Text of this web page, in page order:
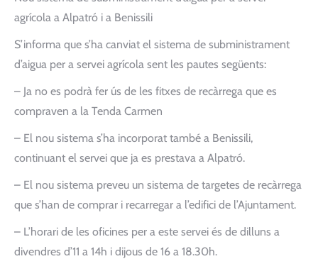
agrícola a Alpatró i a Benissili
S’informa que s’ha canviat el sistema de subministrament
d’aigua per a servei agrícola sent les pautes següents:
– Ja no es podrà fer ús de les fitxes de recàrrega que es
compraven a la Tenda Carmen
– El nou sistema s’ha incorporat també a Benissili,
continuant el servei que ja es prestava a Alpatró.
– El nou sistema preveu un sistema de targetes de recàrrega
que s’han de comprar i recarregar a l’edifici de l’Ajuntament.
– L’horari de les oficines per a este servei és de dilluns a
divendres d’11 a 14h i dijous de 16 a 18.30h.